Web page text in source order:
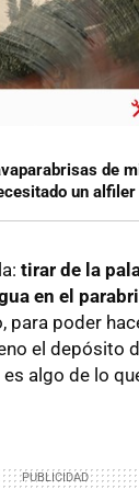
de
un
tirar de la
en el
para poder
el depósito
es algo de lo